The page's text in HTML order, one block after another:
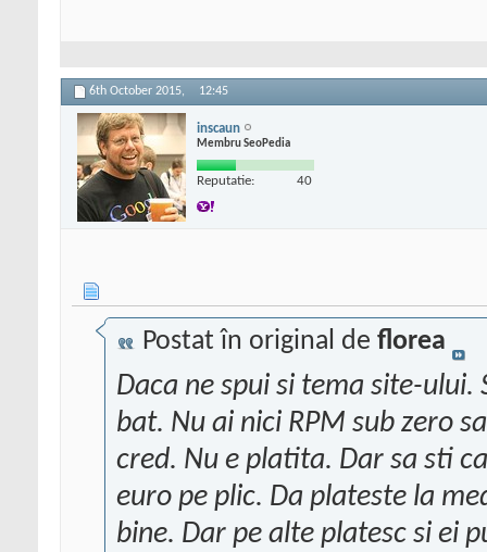
6th October 2015, 12:45
inscaun
Membru SeoPedia
Reputatie: 40
Postat în original de florea
Daca ne spui si tema site-ului.
bat. Nu ai nici RPM sub zero
cred. Nu e platita. Dar sa sti
euro pe plic. Da plateste la
bine. Dar pe alte platesc si ei